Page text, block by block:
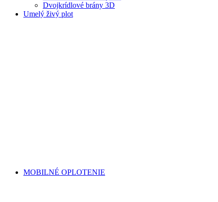
Dvojkrídlové brány 3D
Umelý živý plot
MOBILNÉ OPLOTENIE